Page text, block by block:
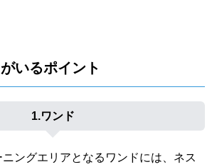
いるポイント
1.ワンド
ングエリアとなるワンドには、ネス